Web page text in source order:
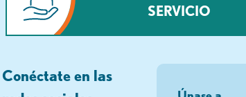
SERVICIO
Conéctate en las